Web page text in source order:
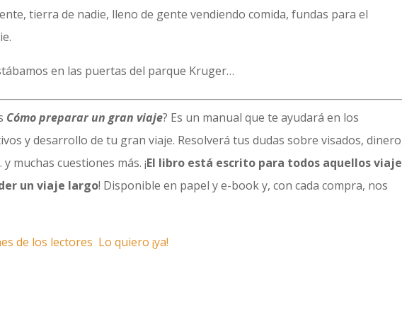
tierra de nadie, lleno de gente vendiendo comida, fundas para el
en las puertas del parque Kruger…
Cómo preparar un gran viaje? Es un manual que te ayudará en los
y desarrollo de tu gran viaje. Resolverá tus dudas sobre visados,
muchas cuestiones más. ¡El libro está escrito para todos aquellos
un viaje largo! Disponible en papel y e-book y, con cada compra, nos
de los lectores Lo quiero ¡ya!